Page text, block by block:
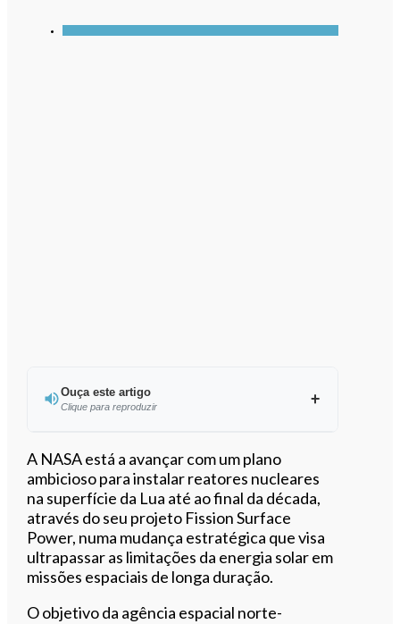
Ouça este artigo
Clique para reproduzir
Ouvir este artigo
A NASA está a avançar com um plano
ambicioso para instalar reatores nucleares
na superfície da Lua até ao final da década,
através do seu projeto Fission Surface
Power, numa mudança estratégica que visa
ultrapassar as limitações da energia solar em
missões espaciais de longa duração.
O objetivo da agência espacial norte-